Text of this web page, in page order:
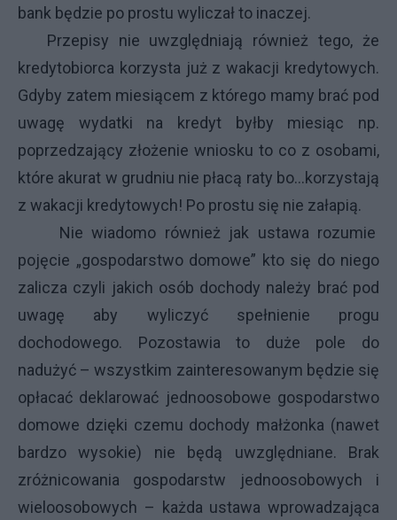
bank będzie po prostu wyliczał to inaczej.
Przepisy nie uwzględniają również tego, że
kredytobiorca korzysta już z wakacji kredytowych.
Gdyby zatem miesiącem z którego mamy brać pod
uwagę wydatki na kredyt byłby miesiąc np.
poprzedzający złożenie wniosku to co z osobami,
które akurat w grudniu nie płacą raty bo…korzystają
z wakacji kredytowych! Po prostu się nie załapią.
Nie wiadomo również jak ustawa rozumie
pojęcie „gospodarstwo domowe” kto się do niego
zalicza czyli jakich osób dochody należy brać pod
uwagę aby wyliczyć spełnienie progu
dochodowego. Pozostawia to duże pole do
nadużyć – wszystkim zainteresowanym będzie się
opłacać deklarować jednoosobowe gospodarstwo
domowe dzięki czemu dochody małżonka (nawet
bardzo wysokie) nie będą uwzględniane. Brak
zróżnicowania gospodarstw jednoosobowych i
wieloosobowych – każda ustawa wprowadzająca